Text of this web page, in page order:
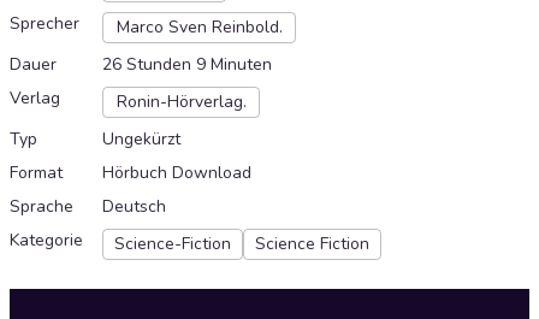
Sprecher
Marco Sven Reinbold.
Dauer
26 Stunden 9 Minuten
Verlag
Ronin-Hörverlag.
Typ
Ungekürzt
Format
Hörbuch Download
Sprache
Deutsch
Kategorie
Science-Fiction Science Fiction